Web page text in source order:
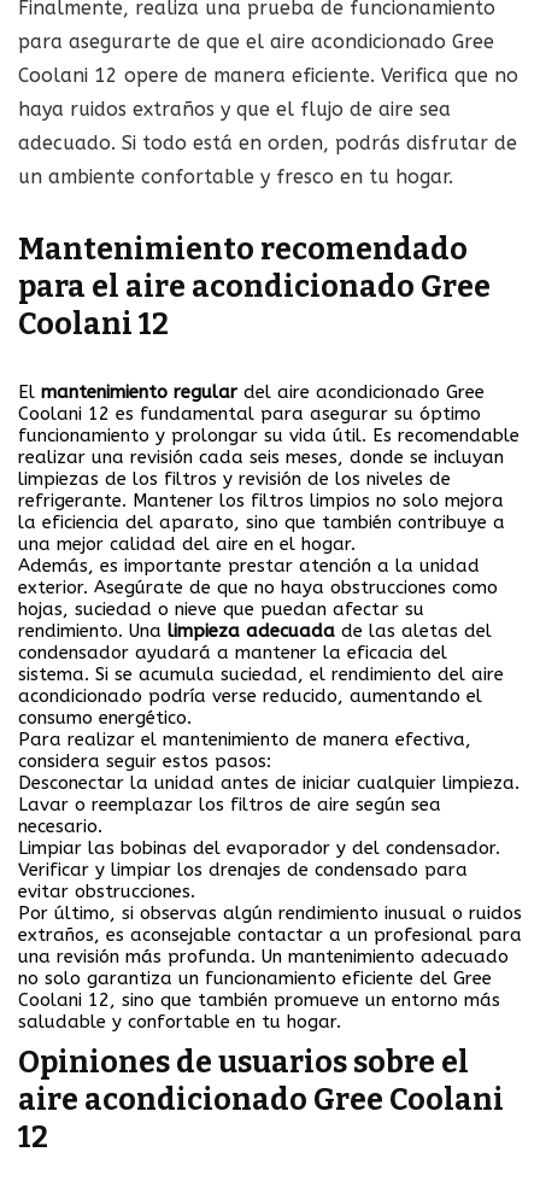
Finalmente, realiza una prueba de funcionamiento
para asegurarte de que el aire acondicionado Gree
Coolani 12 opere de manera eficiente. Verifica que no
haya ruidos extraños y que el flujo de aire sea
adecuado. Si todo está en orden, podrás disfrutar de
un ambiente confortable y fresco en tu hogar.
Mantenimiento recomendado
para el aire acondicionado Gree
Coolani 12
El mantenimiento regular del aire acondicionado Gree
Coolani 12 es fundamental para asegurar su óptimo
funcionamiento y prolongar su vida útil. Es recomendable
realizar una revisión cada seis meses, donde se incluyan
limpiezas de los filtros y revisión de los niveles de
refrigerante. Mantener los filtros limpios no solo mejora
la eficiencia del aparato, sino que también contribuye a
una mejor calidad del aire en el hogar.
Además, es importante prestar atención a la unidad
exterior. Asegúrate de que no haya obstrucciones como
hojas, suciedad o nieve que puedan afectar su
rendimiento. Una limpieza adecuada de las aletas del
condensador ayudará a mantener la eficacia del
sistema. Si se acumula suciedad, el rendimiento del aire
acondicionado podría verse reducido, aumentando el
consumo energético.
Para realizar el mantenimiento de manera efectiva,
considera seguir estos pasos:
Desconectar la unidad antes de iniciar cualquier limpieza.
Lavar o reemplazar los filtros de aire según sea
necesario.
Limpiar las bobinas del evaporador y del condensador.
Verificar y limpiar los drenajes de condensado para
evitar obstrucciones.
Por último, si observas algún rendimiento inusual o ruidos
extraños, es aconsejable contactar a un profesional para
una revisión más profunda. Un mantenimiento adecuado
no solo garantiza un funcionamiento eficiente del Gree
Coolani 12, sino que también promueve un entorno más
saludable y confortable en tu hogar.
Opiniones de usuarios sobre el
aire acondicionado Gree Coolani
12